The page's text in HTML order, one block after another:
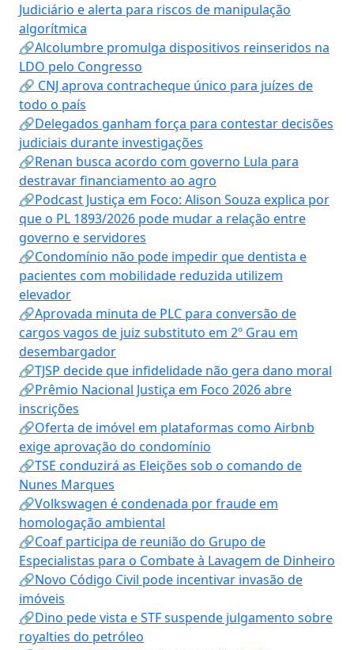
Judiciário e alerta para riscos de manipulação
algorítmica
🔗Alcolumbre promulga dispositivos reinseridos na
LDO pelo Congresso
🔗 CNJ aprova contracheque único para juízes de
todo o país
🔗Delegados ganham força para contestar decisões
judiciais durante investigações
🔗Renan busca acordo com governo Lula para
destravar financiamento ao agro
🔗Podcast Justiça em Foco: Alison Souza explica por
que o PL 1893/2026 pode mudar a relação entre
governo e servidores
🔗Condomínio não pode impedir que dentista e
pacientes com mobilidade reduzida utilizem
elevador
🔗Aprovada minuta de PLC para conversão de
cargos vagos de juiz substituto em 2º Grau em
desembargador
🔗TJSP decide que infidelidade não gera dano moral
🔗Prêmio Nacional Justiça em Foco 2026 abre
inscrições
🔗Oferta de imóvel em plataformas como Airbnb
exige aprovação do condomínio
🔗TSE conduzirá as Eleições sob o comando de
Nunes Marques
🔗Volkswagen é condenada por fraude em
homologação ambiental
🔗Coaf participa de reunião do Grupo de
Especialistas para o Combate à Lavagem de Dinheiro
🔗Novo Código Civil pode incentivar invasão de
imóveis
🔗Dino pede vista e STF suspende julgamento sobre
royalties do petróleo